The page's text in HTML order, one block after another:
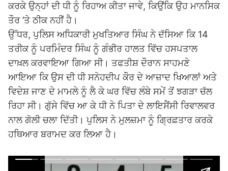
ਕਰਕੇ ਉਨ੍ਹਾਂ ਦੀ ਧੀ ਨੂੰ ਰਿਹਾਅ ਕੀਤਾ ਜਾਵੇ, ਕਿਉਂਕਿ ਉਹ ਮਾਨਸਿਕ
ਤੌਰ ’ਤੇ ਠੀਕ ਨਹੀਂ ਹੈ।
ਉੱਧਰ, ਪੁਲਿਸ ਅਧਿਕਾਰੀ ਮੁਖਤਿਆਰ ਸਿੰਘ ਨੇ ਦੱਸਿਆ ਕਿ 14
ਤਰੀਕ ਨੂੰ ਪਰਮਿੰਦਰ ਸਿੰਘ ਨੂੰ ਗੰਭੀਰ ਹਾਲਤ ਵਿੱਚ ਹਸਪਤਾਲ
ਦਾਖ਼ਲ ਕਰਵਾਇਆ ਗਿਆ ਸੀ। ਤਫਤੀਸ਼ ਦੌਰਾਨ ਸਾਹਮਣੇ
ਆਇਆ ਕਿ ਉਸ ਦੀ ਧੀ ਸਨੇਹਦੀਪ ਕੌਰ ਦੇ ਆਜ਼ਾਦ ਖਿਆਲਾਂ ਅਤੇ
ਵਿਦੇਸ਼ ਜਾਣ ਦੇ ਮਾਮਲੇ ਨੂੰ ਲੈ ਕੇ ਘਰ ਵਿੱਚ ਲੰਬੇ ਸਮੇਂ ਤੋਂ ਝਗੜਾ ਚੱਲ
ਰਿਹਾ ਸੀ। ਗੁੱਸੇ ਵਿੱਚ ਆ ਕੇ ਧੀ ਨੇ ਪਿਤਾ ਦੇ ਲਾਇਸੈਂਸੀ ਰਿਵਾਲਵਰ
ਨਾਲ ਗੋਲੀ ਚਲਾ ਦਿੱਤੀ। ਪੁਲਿਸ ਨੇ ਮੁਲਜ਼ਮਾ ਨੂੰ ਗ੍ਰਿਫ਼ਤਾਰ ਕਰਕੇ
ਹਥਿਆਰ ਬਰਾਮਦ ਕਰ ਲਿਆ ਹੈ।